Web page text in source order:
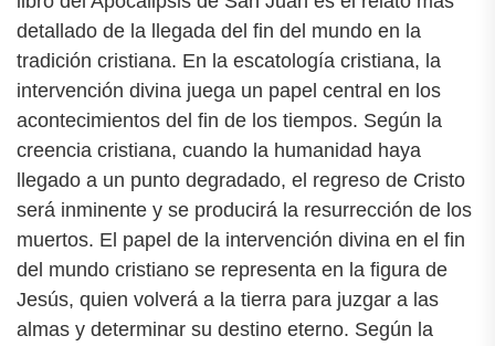
detallado de la llegada del fin del mundo en la
tradición cristiana. En la escatología cristiana, la
intervención divina juega un papel central en los
acontecimientos del fin de los tiempos. Según la
creencia cristiana, cuando la humanidad haya
llegado a un punto degradado, el regreso de Cristo
será inminente y se producirá la resurrección de los
muertos. El papel de la intervención divina en el fin
del mundo cristiano se representa en la figura de
Jesús, quien volverá a la tierra para juzgar a las
almas y determinar su destino eterno. Según la